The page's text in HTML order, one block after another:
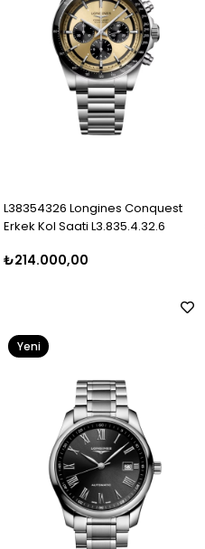
L38354326 Longines Conquest
Erkek Kol Saati L3.835.4.32.6
₺214.000,00
Yeni